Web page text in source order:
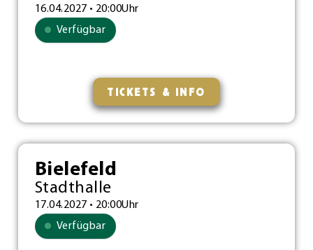
16.04.2027 • 20:00Uhr
Verfügbar
TICKETS & INFO
Bielefeld
Stadthalle
17.04.2027 • 20:00Uhr
Verfügbar